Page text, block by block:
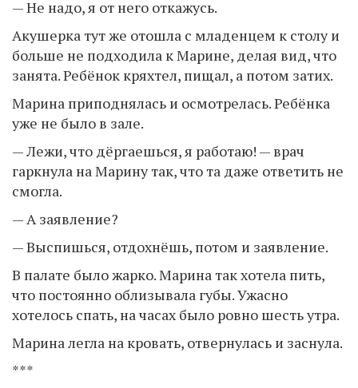
— Не надо, я от него откажусь.
Акушерка тут же отошла с младенцем к столу и
больше не подходила к Марине, делая вид, что
занята. Ребёнок кряхтел, пищал, а потом затих.
Марина приподнялась и осмотрелась. Ребёнка
уже не было в зале.
— Лежи, что дёргаешься, я работаю! — врач
гаркнула на Марину так, что та даже ответить не
смогла.
— А заявление?
— Выспишься, отдохнёшь, потом и заявление.
В палате было жарко. Марина так хотела пить,
что постоянно облизывала губы. Ужасно
хотелось спать, на часах было ровно шесть утра.
Марина легла на кровать, отвернулась и заснула.
***